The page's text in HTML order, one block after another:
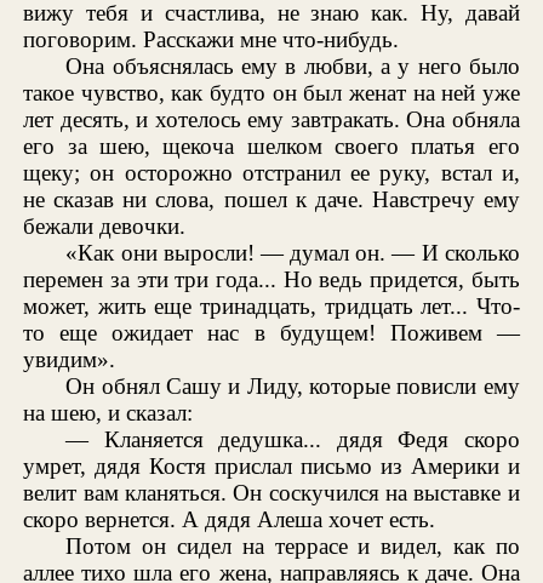
вижу тебя и счастлива, не знаю как. Ну, давай
поговорим. Расскажи мне что-нибудь.
Она объяснялась ему в любви, а у него было
такое чувство, как будто он был женат на ней уже
лет десять, и хотелось ему завтракать. Она обняла
его за шею, щекоча шелком своего платья его
щеку; он осторожно отстранил ее руку, встал и,
не сказав ни слова, пошел к даче. Навстречу ему
бежали девочки.
«Как они выросли! — думал он. — И сколько
перемен за эти три года... Но ведь придется, быть
может, жить еще тринадцать, тридцать лет... Что-
то еще ожидает нас в будущем! Поживем —
увидим».
Он обнял Сашу и Лиду, которые повисли ему
на шею, и сказал:
— Кланяется дедушка... дядя Федя скоро
умрет, дядя Костя прислал письмо из Америки и
велит вам кланяться. Он соскучился на выставке и
скоро вернется. А дядя Алеша хочет есть.
Потом он сидел на террасе и видел, как по
аллее тихо шла его жена, направляясь к даче. Она